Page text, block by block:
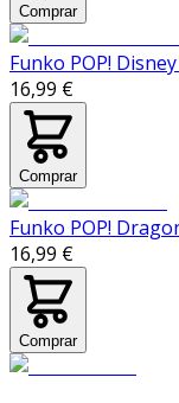
Comprar
Funko POP!
16,99 €
Comprar
Funko POP!
16,99 €
Comprar